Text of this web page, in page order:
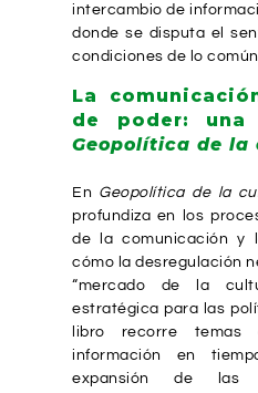
intercambio de
donde se disputa el
condiciones de lo
La
de poder: una
Geopolítica de la
En Geopolítica de la
profundiza en los
de la comunicación y
cómo la desregulación
“mercado de la
estratégica para las
libro recorre
información en
expansión de las